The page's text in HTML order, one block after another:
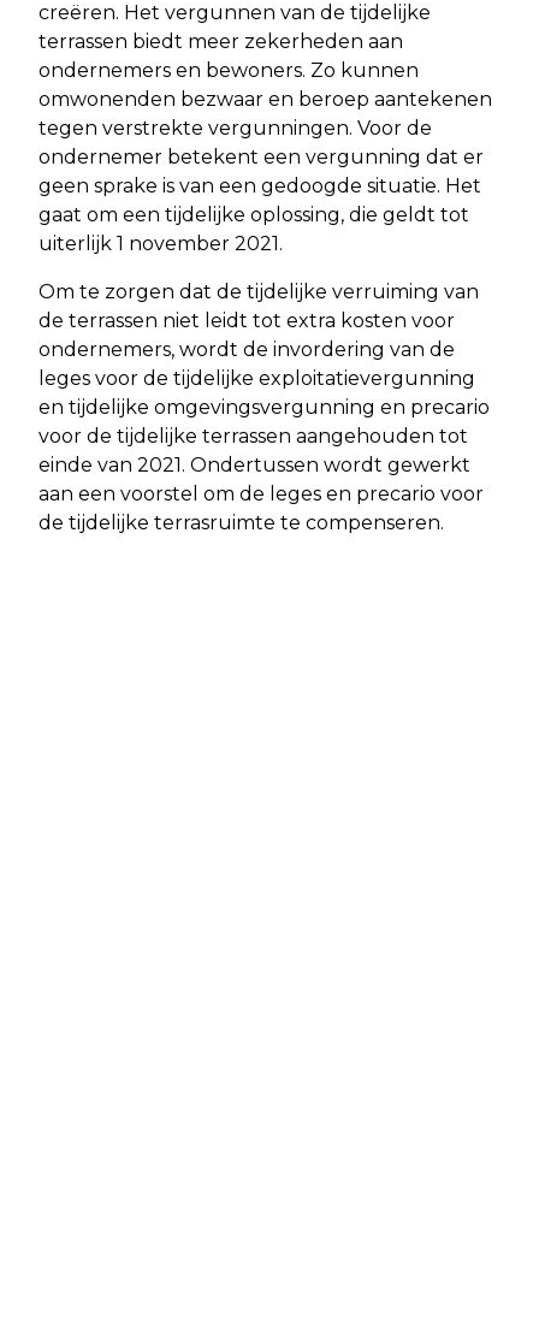
creëren. Het vergunnen van de tijdelijke
terrassen biedt meer zekerheden aan
ondernemers en bewoners. Zo kunnen
omwonenden bezwaar en beroep aantekenen
tegen verstrekte vergunningen. Voor de
ondernemer betekent een vergunning dat er
geen sprake is van een gedoogde situatie. Het
gaat om een tijdelijke oplossing, die geldt tot
uiterlijk 1 november 2021.
Om te zorgen dat de tijdelijke verruiming van
de terrassen niet leidt tot extra kosten voor
ondernemers, wordt de invordering van de
leges voor de tijdelijke exploitatievergunning
en tijdelijke omgevingsvergunning en precario
voor de tijdelijke terrassen aangehouden tot
einde van 2021. Ondertussen wordt gewerkt
aan een voorstel om de leges en precario voor
de tijdelijke terrasruimte te compenseren.